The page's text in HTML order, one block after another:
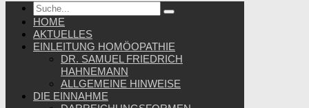
HOME
AKTUELLES
EINLEITUNG HOMÖOPATHIE
DR. SAMUEL FRIEDRICH
HAHNEMANN
ALLGEMEINE HINWEISE
DIE EINNAHME